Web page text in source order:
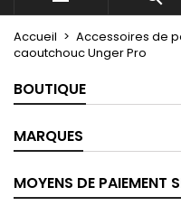
Accueil Accessoires de
caoutchouc Unger Pro
BOUTIQUE
MARQUES
MOYENS DE PAIEMENT